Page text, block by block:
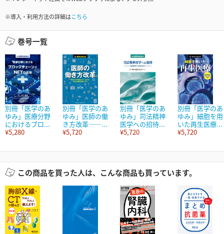
※導入・利用方法の詳細はこちら
巻号一覧
別冊「医学のあ
ゆみ」医療分野
におけるブロ...
¥5,280
別冊「医学のあ
ゆみ」医師の働
き方改革――...
¥5,720
別冊「医学のあ
ゆみ」司法精神
医学への招待...
¥5,720
別冊「医学のあ
ゆみ」細胞を用
いた再生医療...
¥5,720
この商品を買った人は、こんな商品も買っています。